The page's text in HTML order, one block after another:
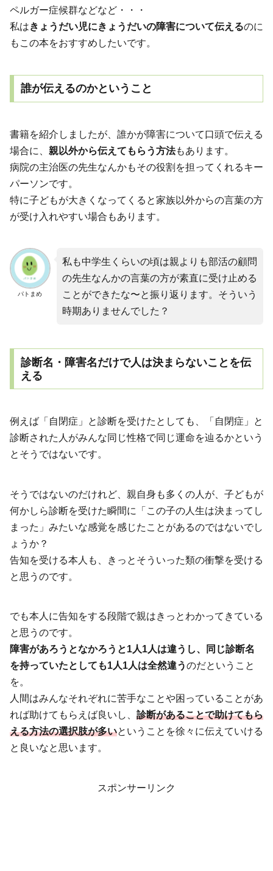
ペルガー症候群などなど・・・
私はきょうだい児にきょうだいの障害について伝えるのに
もこの本をおすすめしたいです。
誰が伝えるのかということ
書籍を紹介しましたが、誰かが障害について口頭で伝える
場合に、 親以外から伝えてもらう方法もあります。
病院の主治医の先生なんかもその役割を担ってくれるキー
パーソンです。
特に子どもが大きくなってくると家族以外からの言葉の方
が受け入れやすい場合もあります。
パトまめ
私も中学生くらいの頃は親よりも部活の顧問
の先生なんかの言葉の方が素直に受け止める
ことができたな〜と振り返ります。そういう
時期ありませんでした？
診断名・障害名だけで人は決まらないことを伝
える
例えば「自閉症」と診断を受けたとしても、「自閉症」と
診断された人がみんな同じ性格で同じ運命を辿るかという
とそうではないです。
そうではないのだけれど、親自身も多くの人が、子どもが
何かしら診断を受けた瞬間に「この子の人生は決まってし
まった」みたいな感覚を感じたことがあるのではないでし
ょうか？
告知を受ける本人も、きっとそういった類の衝撃を受ける
と思うのです。
でも本人に告知をする段階で親はきっとわかってきている
と思うのです。
障害があろうとなかろうと1人1人は違うし、同じ診断名
を持っていたとしても1人1人は全然違うのだということ
を。
人間はみんなそれぞれに苦手なことや困っていることがあ
れば助けてもらえば良いし、 診断があることで助けてもら
える方法の選択肢が多いということを徐々に伝えていける
と良いなと思います。
スポンサーリンク